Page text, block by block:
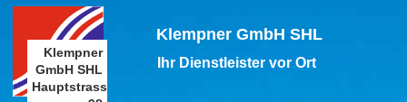
Klempner GmbH SHL
Ihr Dienstleister vor Ort
Klempner
GmbH SHL
Hauptstrasse